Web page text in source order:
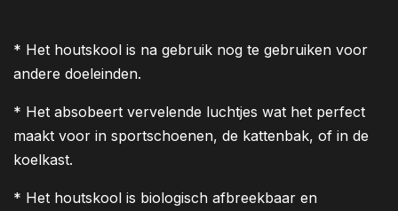
* Het houtskool is na gebruik nog te gebruiken voor
andere doeleinden.
* Het absobeert vervelende luchtjes wat het perfect
maakt voor in sportschoenen, de kattenbak, of in de
koelkast.
* Het houtskool is biologisch afbreekbaar en